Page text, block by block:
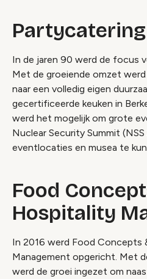
Partycatering
In de jaren 90 werd de focus
Met de groeiende omzet
naar een volledig eigen
gecertificeerde keuken in
werd het mogelijk om grote
Nuclear Security Summit
eventlocaties en musea te
Food
Hospitality
In 2016 werd Food Concepts
Management opgericht. Met
werd de groei ingezet om